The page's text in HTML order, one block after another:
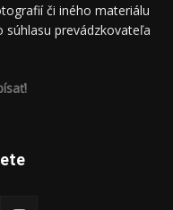
či iného materiálu
súhlasu prevádzkovateľa